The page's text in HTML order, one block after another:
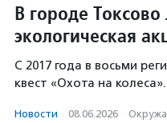
В городе
экологическая
С 2017 года в восьми
квест «Охота на
Новости · 08.06.2026 ·